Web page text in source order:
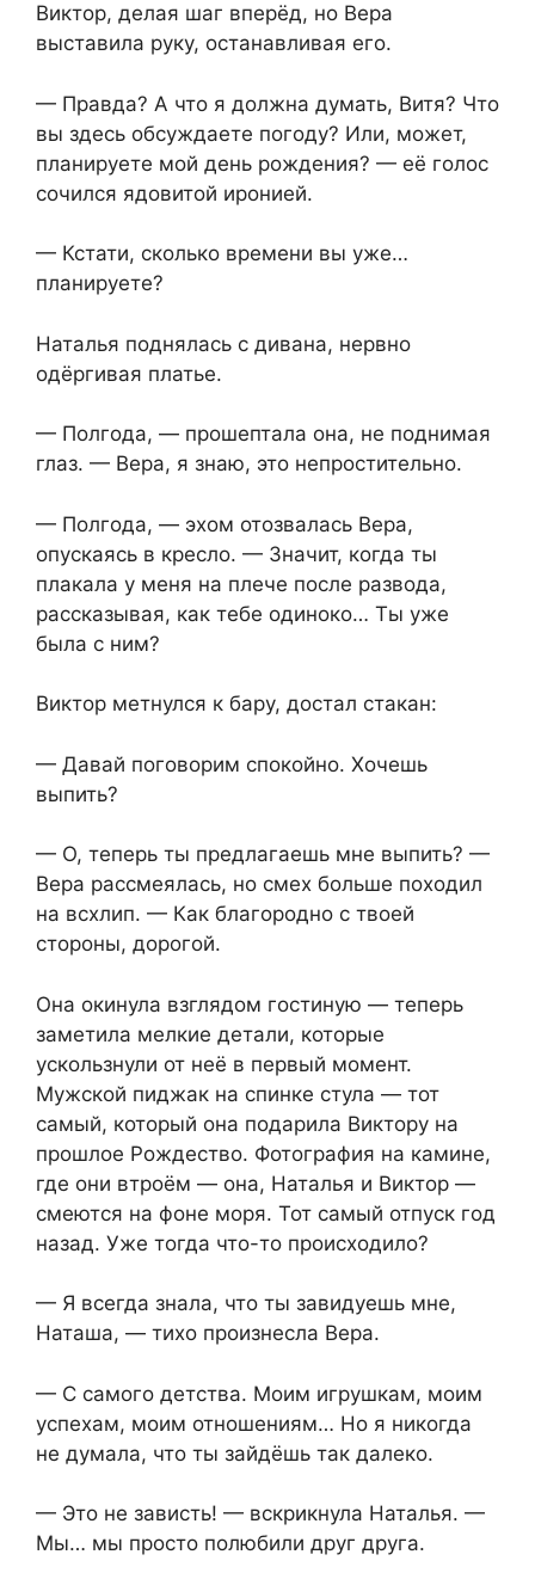
Виктор, делая шаг вперёд, но Вера
выставила руку, останавливая его.
— Правда? А что я должна думать, Витя? Что
вы здесь обсуждаете погоду? Или, может,
планируете мой день рождения? — её голос
сочился ядовитой иронией.
— Кстати, сколько времени вы уже…
планируете?
Наталья поднялась с дивана, нервно
одёргивая платье.
— Полгода, — прошептала она, не поднимая
глаз. — Вера, я знаю, это непростительно.
— Полгода, — эхом отозвалась Вера,
опускаясь в кресло. — Значит, когда ты
плакала у меня на плече после развода,
рассказывая, как тебе одиноко… Ты уже
была с ним?
Виктор метнулся к бару, достал стакан:
— Давай поговорим спокойно. Хочешь
выпить?
— О, теперь ты предлагаешь мне выпить? —
Вера рассмеялась, но смех больше походил
на всхлип. — Как благородно с твоей
стороны, дорогой.
Она окинула взглядом гостиную — теперь
заметила мелкие детали, которые
ускользнули от неё в первый момент.
Мужской пиджак на спинке стула — тот
самый, который она подарила Виктору на
прошлое Рождество. Фотография на камине,
где они втроём — она, Наталья и Виктор —
смеются на фоне моря. Тот самый отпуск год
назад. Уже тогда что-то происходило?
— Я всегда знала, что ты завидуешь мне,
Наташа, — тихо произнесла Вера.
— С самого детства. Моим игрушкам, моим
успехам, моим отношениям… Но я никогда
не думала, что ты зайдёшь так далеко.
— Это не зависть! — вскрикнула Наталья. —
Мы… мы просто полюбили друг друга.